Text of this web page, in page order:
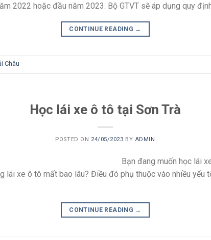
2022 hoặc đầu năm 2023. Bộ GTVT sẽ áp dụng quy
CONTINUE READING →
Châu
Học lái xe ô tô tại Sơn Trà
POSTED ON 24/05/2023 BY ADMIN
Bạn đang muốn học lái
lái xe ô tô mất bao lâu? Điều đó phụ thuộc vào nhiều yếu
CONTINUE READING →